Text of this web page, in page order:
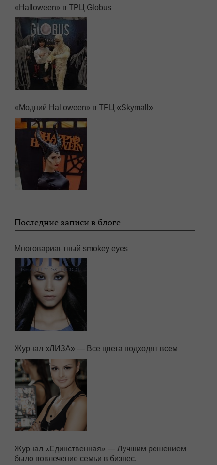
«Halloween» в ТРЦ Globus
«Модний Halloween» в ТРЦ «Skymall»
Последние записи в блоге
Многовариантный smokey eyes
Журнал «ЛИЗА» — Все цвета подходят всем
Журнал «Единственная» — Лучшим решением
было вовлечение семьи в бизнес.